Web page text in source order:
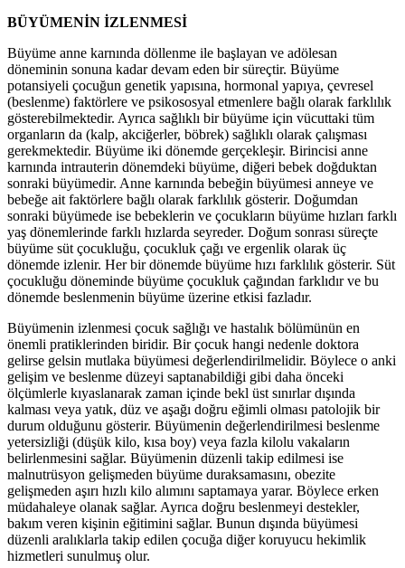
BÜYÜMENİN İZLENMESİ
Büyüme anne karnında döllenme ile başlayan ve adölesan
döneminin sonuna kadar devam eden bir süreçtir. Büyüme
potansiyeli çocuğun genetik yapısına, hormonal yapıya, çevresel
(beslenme) faktörlere ve psikososyal etmenlere bağlı olarak farklılık
gösterebilmektedir. Ayrıca sağlıklı bir büyüme için vücuttaki tüm
organların da (kalp, akciğerler, böbrek) sağlıklı olarak çalışması
gerekmektedir. Büyüme iki dönemde gerçekleşir. Birincisi anne
karnında intrauterin dönemdeki büyüme, diğeri bebek doğduktan
sonraki büyümedir. Anne karnında bebeğin büyümesi anneye ve
bebeğe ait faktörlere bağlı olarak farklılık gösterir. Doğumdan
sonraki büyümede ise bebeklerin ve çocukların büyüme hızları farklı
yaş dönemlerinde farklı hızlarda seyreder. Doğum sonrası süreçte
büyüme süt çocukluğu, çocukluk çağı ve ergenlik olarak üç
dönemde izlenir. Her bir dönemde büyüme hızı farklılık gösterir. Süt
çocukluğu döneminde büyüme çocukluk çağından farklıdır ve bu
dönemde beslenmenin büyüme üzerine etkisi fazladır.
Büyümenin izlenmesi çocuk sağlığı ve hastalık bölümünün en
önemli pratiklerinden biridir. Bir çocuk hangi nedenle doktora
gelirse gelsin mutlaka büyümesi değerlendirilmelidir. Böylece o anki
gelişim ve beslenme düzeyi saptanabildiği gibi daha önceki
ölçümlerle kıyaslanarak zaman içinde bekl üst sınırlar dışında
kalması veya yatık, düz ve aşağı doğru eğimli olması patolojik bir
durum olduğunu gösterir. Büyümenin değerlendirilmesi beslenme
yetersizliği (düşük kilo, kısa boy) veya fazla kilolu vakaların
belirlenmesini sağlar. Büyümenin düzenli takip edilmesi ise
malnutrüsyon gelişmeden büyüme duraksamasını, obezite
gelişmeden aşırı hızlı kilo alımını saptamaya yarar. Böylece erken
müdahaleye olanak sağlar. Ayrıca doğru beslenmeyi destekler,
bakım veren kişinin eğitimini sağlar. Bunun dışında büyümesi
düzenli aralıklarla takip edilen çocuğa diğer koruyucu hekimlik
hizmetleri sunulmuş olur.